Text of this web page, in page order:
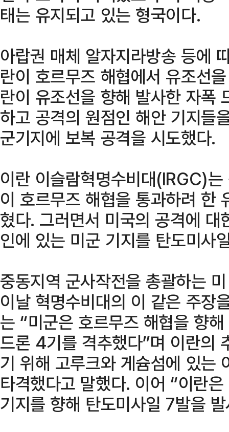
태는 유지되고 있는 형국이다.
아랍권 매체 알자지라방송 등에
란이 호르무즈 해협에서 유조선
란이 유조선을 향해 발사한 자폭
하고 공격의 원점인 해안 기지들
군기지에 보복 공격을 시도했다.
이란 이슬람혁명수비대(IRGC)
이 호르무즈 해협을 통과하려 한
혔다. 그러면서 미국의 공격에
인에 있는 미군 기지를 탄도미사
중동지역 군사작전을 총괄하는
이날 혁명수비대의 이 같은 주장
는 “미군은 호르무즈 해협을 향
드론 4기를 격추했다”며 이란의
기 위해 고루크와 게슘섬에 있는
타격했다고 말했다. 이어 “이란
기지를 향해 탄도미사일 7발을